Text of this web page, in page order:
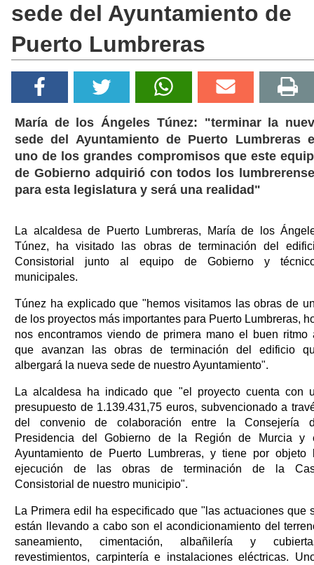
sede del Ayuntamiento de
Puerto Lumbreras
María de los Ángeles Túnez: "terminar la
sede del Ayuntamiento de Puerto Lumbreras
uno de los grandes compromisos que este
de Gobierno adquirió con todos los
para esta legislatura y será una realidad"
La alcaldesa de Puerto Lumbreras, María de los
Túnez, ha visitado las obras de terminación del
Consistorial junto al equipo de Gobierno y
municipales.
Túnez ha explicado que "hemos visitamos las obras de
de los proyectos más importantes para Puerto Lumbreras,
nos encontramos viendo de primera mano el buen ritmo
que avanzan las obras de terminación del edificio
albergará la nueva sede de nuestro Ayuntamiento".
La alcaldesa ha indicado que "el proyecto cuenta con
presupuesto de 1.139.431,75 euros, subvencionado a
del convenio de colaboración entre la Consejería
Presidencia del Gobierno de la Región de Murcia y
Ayuntamiento de Puerto Lumbreras, y tiene por objeto
ejecución de las obras de terminación de la
Consistorial de nuestro municipio".
La Primera edil ha especificado que "las actuaciones que
están llevando a cabo son el acondicionamiento del
saneamiento, cimentación, albañilería y
revestimientos, carpintería e instalaciones eléctricas.